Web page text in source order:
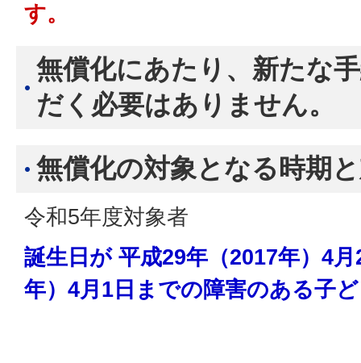
す。
無償化にあたり、新たな
だく必要はありません。
無償化の対象となる時期
令和5年度対象者
誕生日が 平成29年（2017年）4
年）4月1日までの障害のある子